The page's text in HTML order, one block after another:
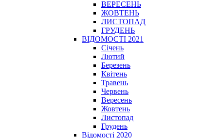
ВЕРЕСЕНЬ
ЖОВТЕНЬ
ЛИСТОПАД
ГРУДЕНЬ
ВІДОМОСТІ 2021
Січень
Лютий
Березень
Квітень
Травень
Червень
Вересень
Жовтень
Листопад
Грудень
Відомості 2020